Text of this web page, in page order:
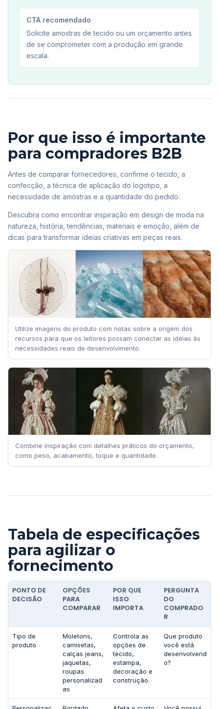
CTA recomendado
Solicite amostras de tecido ou um orçamento antes
de se comprometer com a produção em grande
escala.
Por que isso é importante
para compradores B2B
Antes de comparar fornecedores, confirme o tecido, a
confecção, a técnica de aplicação do logotipo, a
necessidade de amostras e a quantidade do pedido.
Descubra como encontrar inspiração em design de moda na
natureza, história, tendências, materiais e emoção, além de
dicas para transformar ideias criativas em peças reais.
Utilize imagens do produto com notas sobre a origem dos
recursos para que os leitores possam conectar as ideias às
necessidades reais de desenvolvimento.
Combine inspiração com detalhes práticos do orçamento,
como peso, acabamento, toque e quantidade.
Tabela de especificações
para agilizar o
fornecimento
PONTO DE
DECISÃO
OPÇÕES
PARA
COMPARAR
POR QUE
ISSO
IMPORTA
PERGUNTA
DO
COMPRADO
R
Tipo de
produto
Moletons,
camisetas,
calças jeans,
jaquetas,
roupas
personalizad
as
Controla as
opções de
tecido,
estampa,
decoração e
construção.
Que produto
você está
desenvolvend
o?